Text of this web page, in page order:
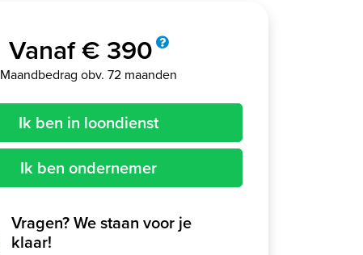
Vanaf € 390
Maandbedrag obv. 72 maanden
Ik ben in loondienst
Ik ben ondernemer
Vragen? We staan voor je
klaar!